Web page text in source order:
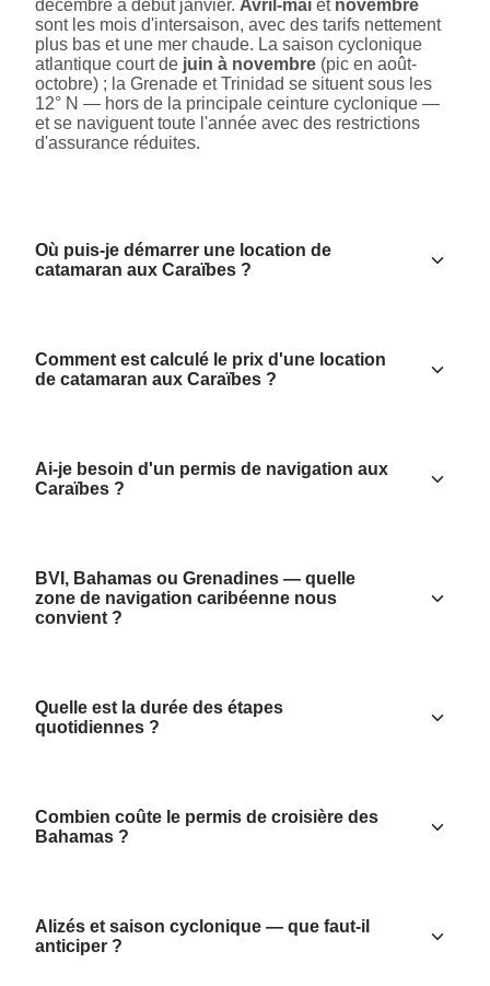
décembre à début janvier. Avril-mai et novembre
sont les mois d'intersaison, avec des tarifs nettement
plus bas et une mer chaude. La saison cyclonique
atlantique court de juin à novembre (pic en août-
octobre) ; la Grenade et Trinidad se situent sous les
12° N — hors de la principale ceinture cyclonique —
et se naviguent toute l'année avec des restrictions
d'assurance réduites.
Où puis-je démarrer une location de
catamaran aux Caraïbes ?
Comment est calculé le prix d'une location
de catamaran aux Caraïbes ?
Ai-je besoin d'un permis de navigation aux
Caraïbes ?
BVI, Bahamas ou Grenadines — quelle
zone de navigation caribéenne nous
convient ?
Quelle est la durée des étapes
quotidiennes ?
Combien coûte le permis de croisière des
Bahamas ?
Alizés et saison cyclonique — que faut-il
anticiper ?